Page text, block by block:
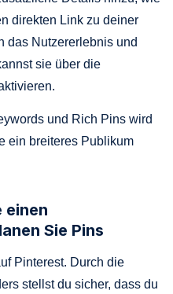
direkten Link zu deiner
das Nutzererlebnis und
sie über die
und Rich Pins wird
ein breiteres Publikum
einen
Sie Pins
Pinterest. Durch die
stellst du sicher, dass du